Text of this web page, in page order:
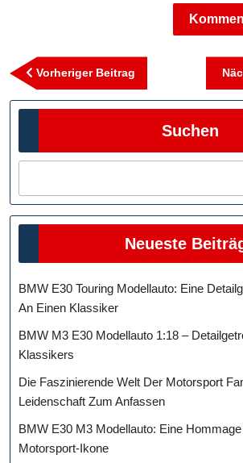
Beitragsnavigation
Vorheriger Beitrag
Beitrag
Suchen
Neueste
BMW E30 Touring Modellauto: Eine
An Einen Klassiker
BMW M3 E30 Modellauto 1:18 –
Klassikers
Die Faszinierende Welt Der Motorsport
Leidenschaft Zum Anfassen
BMW E30 M3 Modellauto: Eine
Motorsport-Ikone